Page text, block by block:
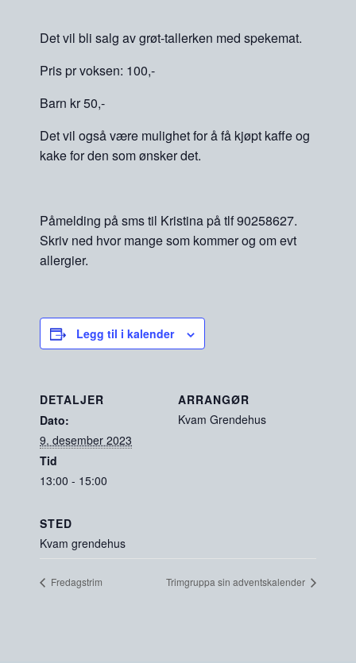
Det vil bli salg av grøt-tallerken med spekemat.
Pris pr voksen: 100,-
Barn kr 50,-
Det vil også være mulighet for å få kjøpt kaffe og
kake for den som ønsker det.
Påmelding på sms til Kristina på tlf 90258627.
Skriv ned hvor mange som kommer og om evt
allergier.
Legg til i kalender
DETALJER
Dato:
9. desember 2023
Tid
13:00 - 15:00
ARRANGØR
Kvam Grendehus
STED
Kvam grendehus
Fredagstrim Trimgruppa sin adventskalender